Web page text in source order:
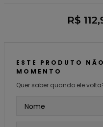
R$
ESTE PRODUTO
MOMENTO
Quer saber quando ele